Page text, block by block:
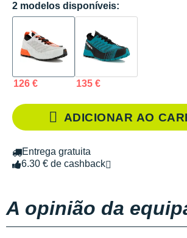
2 modelos disponíveis:
126 € 135 €
ADICIONAR AO
Entrega gratuita
6.30 € de cashback
A opinião da